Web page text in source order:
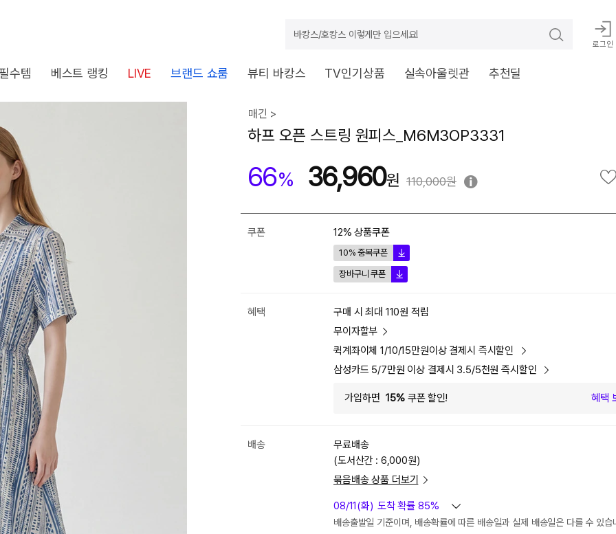
바캉스/호캉스 이렇게만 입으세요!
로그인
수템 베스트 랭킹 LIVE 브랜드 쇼룸 뷰티 바캉스 TV인기상품 실속아울렛관 추천딜
매긴 >
하프 오픈 스트링 원피스_M6M3OP3331
66% 36,960 110,000원
쿠폰 12% 상품쿠폰
10% 중복쿠폰
장바구니 쿠폰
혜택
구매 시 최대 110원 적립
무이자할부
퀵계좌이체 1/10/15만원이상 결제시 즉시할인
삼성카드 5/7만원 이상 결제시 3.5/5천원 즉시할인
가입하면 15%쿠폰 할인! 혜택
배송
무료배송
(도서산간 : 6,000원)
묶음배송 상품 더보기
08/11(화) 도착 확률 85%
배송출발일 기준이며, 배송확률에 따른 배송일과 실제 배송일은 다를 수 있습